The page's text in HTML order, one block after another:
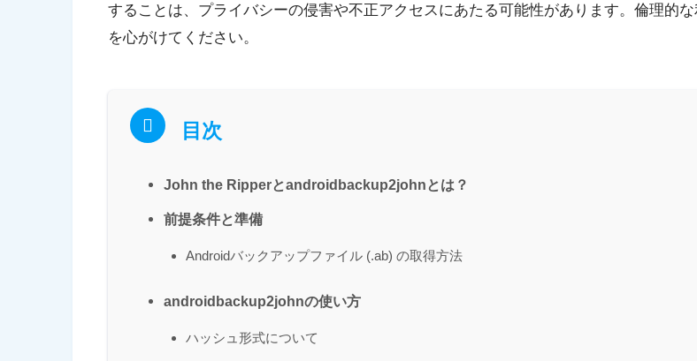
することは、プライバシーの侵害や不正アクセスにあたる可能性があります。倫理的な
を心がけてください。
目次
John the Ripperとandroidbackup2johnとは？
前提条件と準備
Androidバックアップファイル (.ab) の取得方法
androidbackup2johnの使い方
ハッシュ形式について